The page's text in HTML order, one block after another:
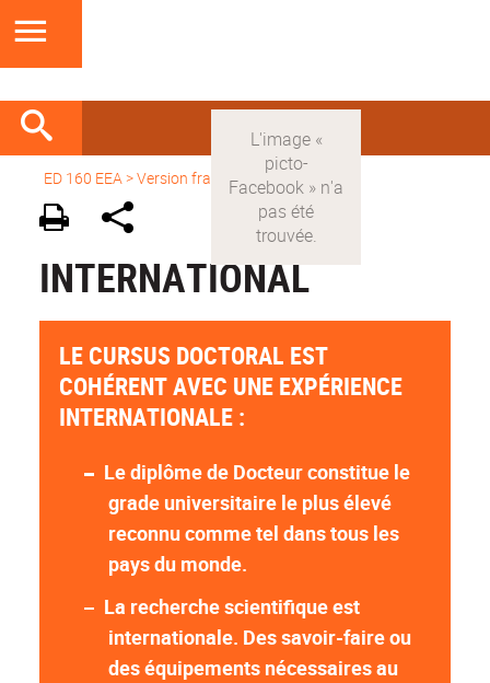
ED 160 EEA>Version française > International
INTERNATIONAL
LE CURSUS DOCTORAL EST
COHÉRENT AVEC UNE EXPÉRIENCE
INTERNATIONALE :
Le diplôme de Docteur constitue le
grade universitaire le plus élevé
reconnu comme tel dans tous les
pays du monde.
La recherche scientifique est
internationale. Des savoir-faire ou
des équipements nécessaires au